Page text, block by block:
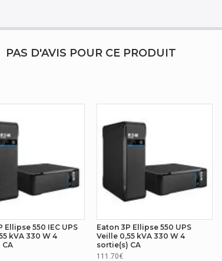
240 V
C13 coupler
Sealed Lead Acid (VRLA)
Ellipse PRO 1600 IEC
PAS D'AVIS POUR CE PRODUIT
Ellipse 550 IEC UPS
kVA 330 W 4
CA
Eaton 3P Ellipse 550 UPS
Veille 0,55 kVA 330 W 4
sortie(s) CA
111.70€